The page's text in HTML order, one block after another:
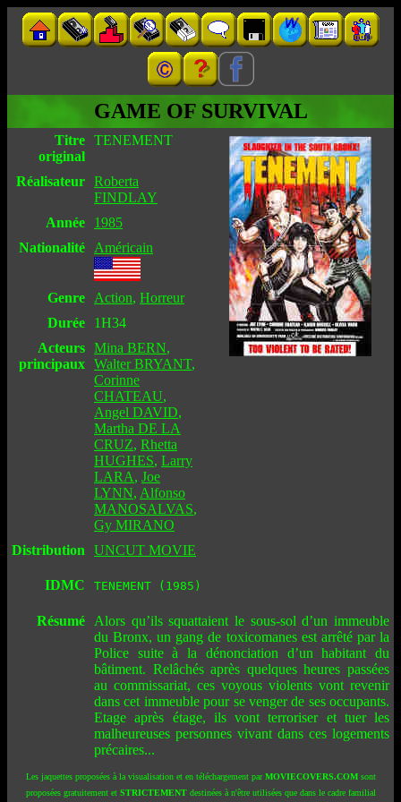
GAME OF SURVIVAL
Titre
original
TENEMENT
Réalisateur Roberta
FINDLAY
Année
1985
Nationalité
Américain
Genre Action, Horreur
Durée
1H34
Acteurs
principaux
Mina BERN,
Walter BRYANT,
Corinne
CHATEAU,
Angel DAVID,
Martha DE LA
CRUZ, Rhetta
HUGHES, Larry
LARA, Joe
LYNN, Alfonso
MANOSALVAS,
Gy MIRANO
Distribution
UNCUT MOVIE
IDMC TENEMENT (1985)
Résumé
Alors qu’ils squattaient le sous-sol d’un immeuble
du Bronx, un gang de toxicomanes est arrêté par la
Police suite à la dénonciation d’un habitant du
bâtiment. Relâchés après quelques heures passées
au commissariat, ces voyous violents vont revenir
dans cet immeuble pour se venger de ses occupants.
Etage après étage, ils vont terroriser et tuer les
malheureuses personnes vivant dans ces logements
précaires...
Les jaquettes proposées à la visualisation et en téléchargement parMOVIECOVERS.COMsont
proposées gratuitement et STRICTEMENTdestinées à n'être utilisées que dans le cadre familial